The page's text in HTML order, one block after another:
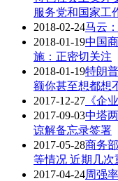
服务党和国家工
2018-02-24马云
2018-01-19中国
施：正密切关注
2018-01-19特朗
额你甚至想都想
2017-12-27 《企
2017-09-03中塔
谅解备忘录签署
2017-05-28商务
等情况 近期几
2017-04-24周强